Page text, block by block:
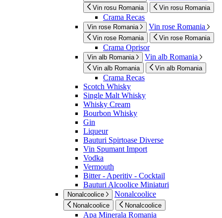
Vin rosu Romania Vin rosu Romania
Crama Recas
Vin rose Romania Vin rose Romania
Vin rose Romania Vin rose Romania
Crama Oprisor
Vin alb Romania Vin alb Romania
Vin alb Romania Vin alb Romania
Crama Recas
Scotch Whisky
Single Malt Whisky
Whisky Cream
Bourbon Whisky
Gin
Liqueur
Bauturi Spirtoase Diverse
Vin Spumant Import
Vodka
Vermouth
Bitter - Aperitiv - Cocktail
Bauturi Alcoolice Miniaturi
Nonalcoolice Nonalcoolice
Nonalcoolice Nonalcoolice
Apa Minerala Romania